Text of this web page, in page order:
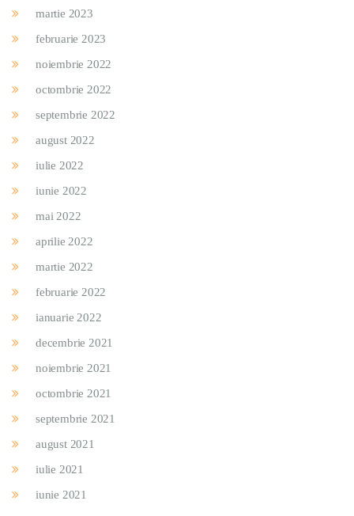
martie 2023
februarie 2023
noiembrie 2022
octombrie 2022
septembrie 2022
august 2022
iulie 2022
iunie 2022
mai 2022
aprilie 2022
martie 2022
februarie 2022
ianuarie 2022
decembrie 2021
noiembrie 2021
octombrie 2021
septembrie 2021
august 2021
iulie 2021
iunie 2021